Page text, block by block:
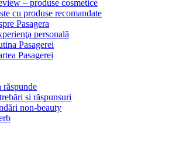
– produse cosmetice
cu produse recomandate
Pasagera
personală
Pasagerei
Pasagerei
răspunde
și răspunsuri
non-beauty